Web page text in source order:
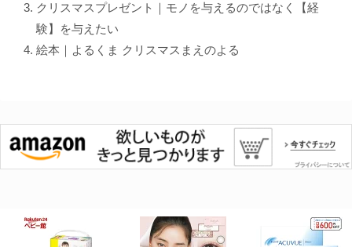
クリスマスプレゼント｜モノを与えるのではなく【経
験】を与えたい
絵本｜よるくま クリスマスまえのよる